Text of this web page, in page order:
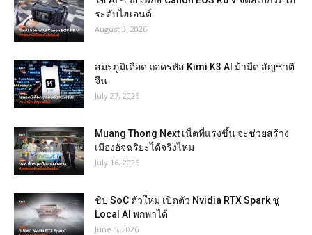
ระดับไฮเอนด์
August 3, 2026
สมรภูมิเดือด ถอดรหัส Kimi K3 AI ม้ามืด สัญชาติ
จีน
July 27, 2026
Muang Thong Next เน็ตที่แรงขึ้น จะช่วยสร้าง
เมืองอัจฉริยะได้จริงไหม
July 16, 2026
ชิป SoC ตัวใหม่ เปิดตัว Nvidia RTX Spark ชู
Local AI พกพาได้
June 5, 2026